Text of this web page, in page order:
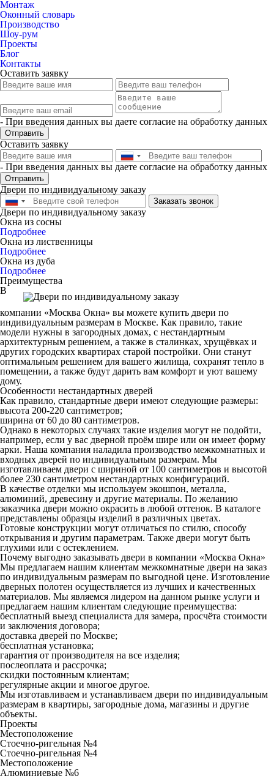
Монтаж
Оконный словарь
Производство
Шоу-рум
Проекты
Блог
Контакты
Оставить заявку
- При введения данных вы даете согласие на обработку данных
Отправить
Оставить заявку
- При введения данных вы даете согласие на обработку данных
Отправить
Двери по индивидуальному заказу
Заказать звонок
Двери по индивидуальному заказу
Окна из сосны
Подробнее
Окна из лиственницы
Подробнее
Окна из дуба
Подробнее
Преимущества
В
компании «Москва Окна» вы можете купить двери по
индивидуальным размерам в Москве. Как правило, такие
модели нужны в загородных домах, с нестандартным
архитектурным решением, а также в сталинках, хрущёвках и
других городских квартирах старой постройки. Они станут
оптимальным решением для вашего жилища, сохранят тепло в
помещении, а также будут дарить вам комфорт и уют вашему
дому.
Особенности нестандартных дверей
Как правило, стандартные двери имеют следующие размеры:
высота 200-220 сантиметров;
ширина от 60 до 80 сантиметров.
Однако в некоторых случаях такие изделия могут не подойти,
например, если у вас дверной проём шире или он имеет форму
арки. Наша компания наладила производство межкомнатных и
входных дверей по индивидуальным размерам. Мы
изготавливаем двери с шириной от 100 сантиметров и высотой
более 230 сантиметром нестандартных конфигураций.
В качестве отделки мы используем экошпон, металла,
алюминий, древесину и другие материалы. По желанию
заказчика двери можно окрасить в любой оттенок. В каталоге
представлены образцы изделий в различных цветах.
Готовые конструкции могут отличаться по стилю, способу
открывания и другим параметрам. Также двери могут быть
глухими или с остеклением.
Почему выгодно заказывать двери в компании «Москва Окна»
Мы предлагаем нашим клиентам межкомнатные двери на заказ
по индивидуальным размерам по выгодной цене. Изготовление
дверных полотен осуществляется из лучших и качественных
материалов. Мы являемся лидером на данном рынке услуги и
предлагаем нашим клиентам следующие преимущества:
бесплатный выезд специалиста для замера, просчёта стоимости
и заключения договора;
доставка дверей по Москве;
бесплатная установка;
гарантия от производителя на все изделия;
послеоплата и рассрочка;
скидки постоянным клиентам;
регулярные акции и многое другое.
Мы изготавливаем и устанавливаем двери по индивидуальным
размерам в квартиры, загородные дома, магазины и другие
объекты.
Проекты
Местоположение
Стоечно-ригельная №4
Стоечно-ригельная №4
Местоположение
Алюминиевые №6